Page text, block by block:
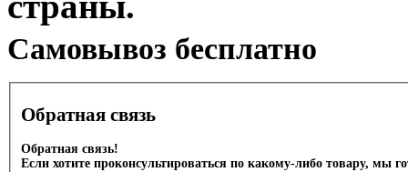
Cамовывоз бесплатно
Обратная связь
Обратная связь!
Если хотите проконсультироваться по какому-либо товару, мы